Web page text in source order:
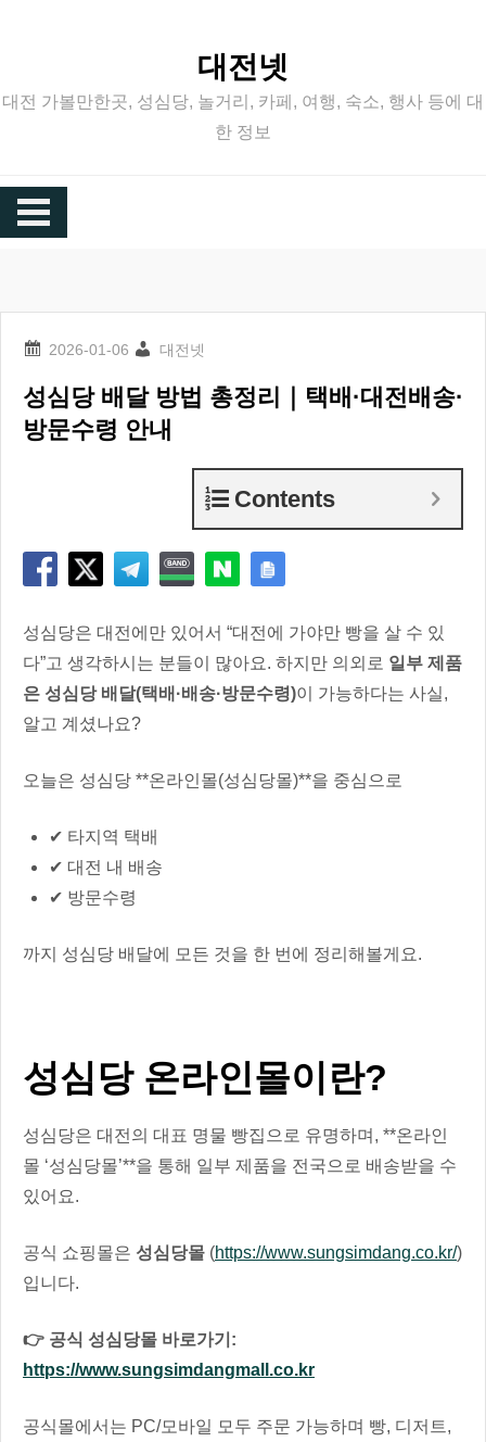
대전넷
대전 가볼만한곳, 성심당, 놀거리, 카페, 여행, 숙소, 행사 등에 대
한 정보
대전넷
성심당 배달 방법 총정리｜택배·대전배송·
방문수령 안내
Contents
성심당은 대전에만 있어서 “대전에 가야만 빵을 살 수 있
다”고 생각하시는 분들이 많아요. 하지만 의외로 일부 제품
은 성심당 배달(택배·배송·방문수령)이 가능하다는 사실,
알고 계셨나요?
오늘은 성심당 **온라인몰(성심당몰)**을 중심으로
✔ 타지역 택배
✔ 대전 내 배송
✔ 방문수령
까지 성심당 배달에 모든 것을 한 번에 정리해볼게요.
성심당 온라인몰이란?
성심당은 대전의 대표 명물 빵집으로 유명하며, **온라인
몰 ‘성심당몰’**을 통해 일부 제품을 전국으로 배송받을 수
있어요.
공식 쇼핑몰은 성심당몰 (https://www.sungsimdang.co.kr/)
입니다.
👉 공식 성심당몰 바로가기:
https://www.sungsimdangmall.co.kr
공식몰에서는 PC/모바일 모두 주문 가능하며 빵, 디저트,